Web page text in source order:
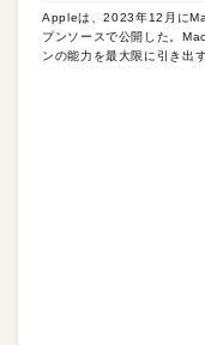
Appleは、2023年12月に
プンソースで公開した。
ンの能力を最大限に引き出